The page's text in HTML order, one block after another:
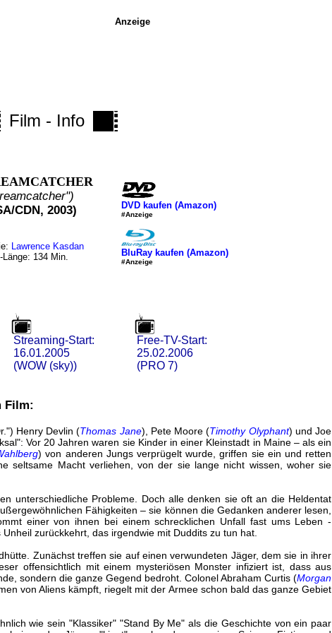
Film - Info
CDN, 2003)
Lawrence Kasdan
Länge: 134 Min.
DVD kaufen (Amazon)
#Anzeige
BluRay kaufen (Amazon)
#Anzeige
Streaming-Start:
16.01.2005
(WOW (sky))
Free-TV-Start:
25.02.2006
(PRO 7)
Film:
Henry Devlin (Thomas Jane), Pete Moore (Timothy Olyphant) und Joe
Vor 20 Jahren waren sie Kinder in einer Kleinstadt in Maine – als ein
) von anderen Jungs verprügelt wurde, griffen sie ein und retten
seltsame Macht verliehen, von der sie lange nicht wissen, woher sie
unterschiedliche Probleme. Doch alle denken sie oft an die Heldentat
Fähigkeiten – sie können die Gedanken anderer lesen,
einer von ihnen bei einem schrecklichen Unfall fast ums Leben -
zurückkehrt, das irgendwie mit Duddits zu tun hat.
Zunächst treffen sie auf einen verwundeten Jäger, dem sie in ihrer
offensichtlich mit einem mysteriösen Monster infiziert ist, dass aus
sondern die ganze Gegend bedroht. Colonel Abraham Curtis (Morgan
von Aliens kämpft, riegelt mit der Armee schon bald das ganze Gebiet
wie sein "Klassiker" "Stand By Me" als die Geschichte von ein paar
Anzeige